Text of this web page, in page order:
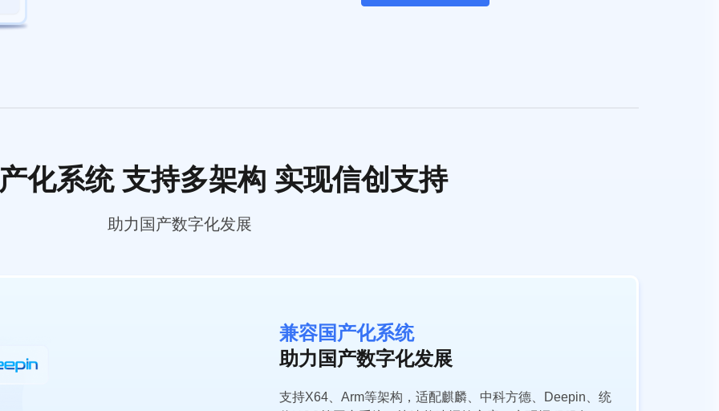
化系统 支持多架构 实现信创支持
助力国产数字化发展
兼容国产化系统
助力国产数字化发展
支持X64、Arm等架构，适配麒麟、中科方德、Deepin、统